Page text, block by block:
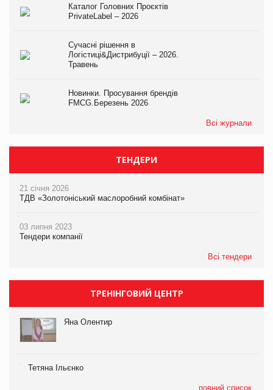
Каталог Головних Проєктів
PrivateLabel – 2026
Сучасні рішення в
Логістиці&Дистрибуції – 2026.
Травень
Новинки. Просування брендів
FMCG.Березень 2026
Всі журнали
ТЕНДЕРИ
21 січня 2026
ТДВ «Золотоніський маслоробний комбінат»
03 липня 2023
Тендери компанії
Всі тендери
ТРЕНІНГОВИЙ ЦЕНТР
Яна Олентир
Тетяна Ільєнко
повний список